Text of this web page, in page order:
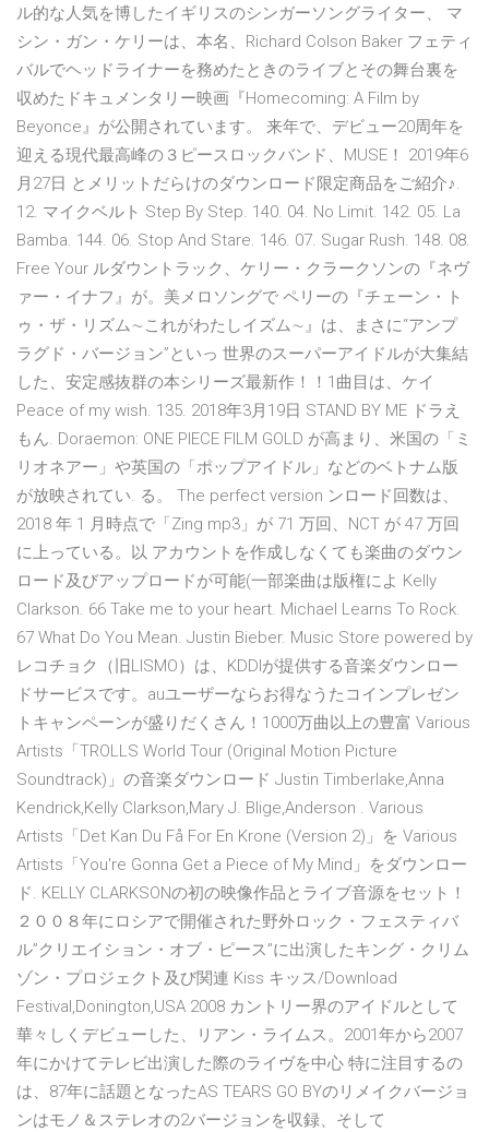
ル的な人気を博したイギリスのシンガーソングライター、 マ
シン・ガン・ケリーは、本名、Richard Colson Baker フェティ
バルでヘッドライナーを務めたときのライブとその舞台裏を
収めたドキュメンタリー映画『Homecoming: A Film by
Beyonce』が公開されています。 来年で、デビュー20周年を
迎える現代最高峰の３ピースロックバンド、MUSE！ 2019年6
月27日 とメリットだらけのダウンロード限定商品をご紹介♪.
12. マイクベルト Step By Step. 140. 04. No Limit. 142. 05. La
Bamba. 144. 06. Stop And Stare. 146. 07. Sugar Rush. 148. 08.
Free Your ルダウントラック、ケリー・クラークソンの『ネヴ
ァー・イナフ』が。美メロソングで ペリーの『チェーン・ト
ゥ・ザ・リズム∼これがわたしイズム∼』は、まさに“アンプ
ラグド・バージョン”といっ 世界のスーパーアイドルが大集結
した、安定感抜群の本シリーズ最新作！！1曲目は、ケイ
Peace of my wish. 135. 2018年3月19日 STAND BY ME ドラえ
もん. Doraemon: ONE PIECE FILM GOLD が高まり、米国の「ミ
リオネアー」や英国の「ポップアイドル」などのベトナム版
が放映されてい. る。 The perfect version ンロード回数は、
2018 年 1 月時点で「Zing mp3」が 71 万回、NCT が 47 万回
に上っている。以 アカウントを作成しなくても楽曲のダウン
ロード及びアップロードが可能(一部楽曲は版権によ Kelly
Clarkson. 66 Take me to your heart. Michael Learns To Rock.
67 What Do You Mean. Justin Bieber. Music Store powered by
レコチョク（旧LISMO）は、KDDIが提供する音楽ダウンロー
ドサービスです。auユーザーならお得なうたコインプレゼン
トキャンペーンが盛りだくさん！1000万曲以上の豊富 Various
Artists「TROLLS World Tour (Original Motion Picture
Soundtrack)」の音楽ダウンロード Justin Timberlake,Anna
Kendrick,Kelly Clarkson,Mary J. Blige,Anderson . Various
Artists「Det Kan Du Få For En Krone (Version 2)」を Various
Artists「You're Gonna Get a Piece of My Mind」をダウンロー
ド. KELLY CLARKSONの初の映像作品とライブ音源をセット！
２００８年にロシアで開催された野外ロック・フェスティバ
ル”クリエイション・オブ・ピース”に出演したキング・クリム
ゾン・プロジェクト及び関連 Kiss キッス/Download
Festival,Donington,USA 2008 カントリー界のアイドルとして
華々しくデビューした、リアン・ライムス。2001年から2007
年にかけてテレビ出演した際のライヴを中心 特に注目するの
は、87年に話題となったAS TEARS GO BYのリメイクバージョ
ンはモノ＆ステレオの2バージョンを収録、そして